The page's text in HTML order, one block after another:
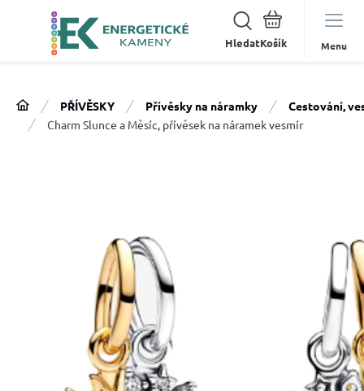
Hledat Menu
PŘÍVĚSKY Přívěsky na náramky
Cestování,
Charm Slunce a Měsíc, přívěsek na náramek vesmír